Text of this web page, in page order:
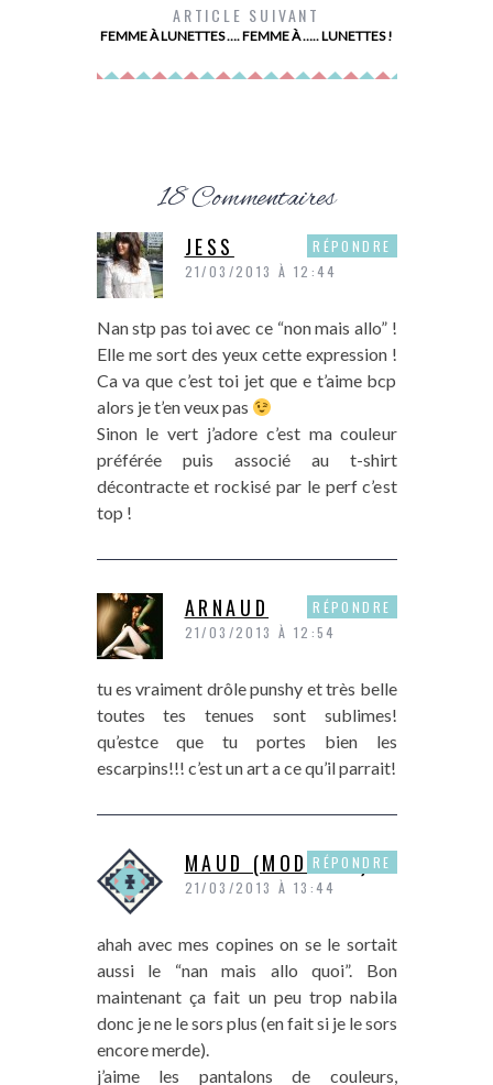
ARTICLE SUIVANT
FEMME À LUNETTES …. FEMME À ….. LUNETTES !
18 Commentaires
JESS
21/03/2013 À 12:44
Nan stp pas toi avec ce “non mais allo” !
Elle me sort des yeux cette expression !
Ca va que c’est toi jet que e t’aime bcp
alors je t’en veux pas
Sinon le vert j’adore c’est ma couleur
préférée puis associé au t-shirt
décontracte et rockisé par le perf c’est
top !
RÉPONDRE
ARNAUD
21/03/2013 À 12:54
tu es vraiment drôle punshy et très belle
toutes tes tenues sont sublimes!
qu’estce que tu portes bien les
escarpins!!! c’est un art a ce qu’il parrait!
RÉPONDRE
MAUD (MODASSE)
21/03/2013 À 13:44
ahah avec mes copines on se le sortait
aussi le “nan mais allo quoi”. Bon
maintenant ça fait un peu trop nabila
donc je ne le sors plus (en fait si je le sors
encore merde).
j’aime les pantalons de couleurs,
RÉPONDRE